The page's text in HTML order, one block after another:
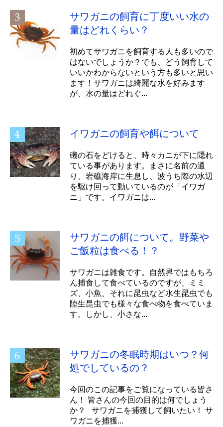
サワガニの飼育に丁度いい水の
量はどれくらい？
初めてサワガニを飼育する人も多いので
はないでしょうか？でも、どう飼育して
いいかわからないという方も多いと思い
ます！サワガニは綺麗な水を好みます
が、水の量はどれぐ...
イワガニの飼育や餌について
磯の石をどけると、時々カニが下に隠れ
ている事があります。まさに名前の通
り、岩礁海岸に生息し、波うち際の水辺
を駆け回って動いているのが「イワガ
ニ」です。イワガニは...
サワガニの餌について。野菜や
ご飯粒は食べる！？
サワガニは雑食です。自然界ではもちろ
ん捕食して食べているのですが、ミミ
ズ、小魚、それに昆虫など水生昆虫でも
陸生昆虫でも様々な食べ物を食べていま
す。しかし、小さな...
サワガニの冬眠時期はいつ？何
処でしているの？
今回のこの記事をご覧になっている皆さ
ん！ 皆さんの今回の目的は何でしょう
か？ サワガニを捕獲して飼いたい！ サ
ワガニを捕獲...